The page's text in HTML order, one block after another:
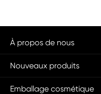
À propos de nous
Nouveaux produits
Emballage cosmétique